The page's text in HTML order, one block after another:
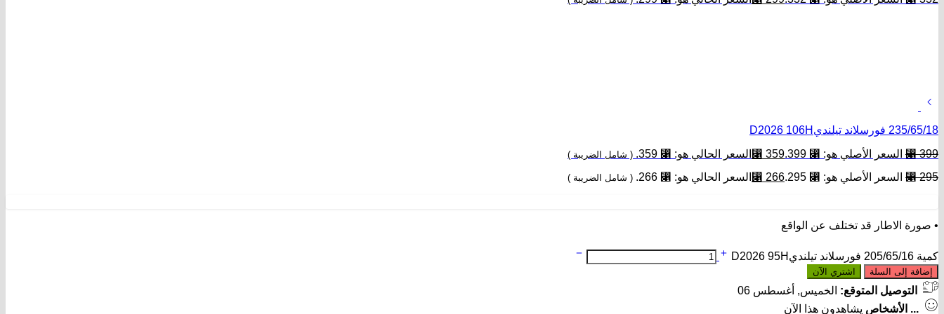
235/65/18 فورسلاند تيلنديD2026 106H
⃁399 السعر الأصلي هو: ⃁ 399. ⃁ 359 السعر الحالي هو: ⃁ 359. ( شامل الضريبة )
⃁295 السعر الأصلي هو: ⃁ 295. ⃁ 266 السعر الحالي هو: ⃁ 266. ( شامل الضريبة )
• صورة الاطار قد تختلف عن الواقع
كمية 205/65/16 فورسلاند تيلنديD2026 95H
إضافة إلى السلة اشتري الآن
التوصيل المتوقع: الخميس, أغسطس 06
... الأشخاص يشاهدون هذا الآن